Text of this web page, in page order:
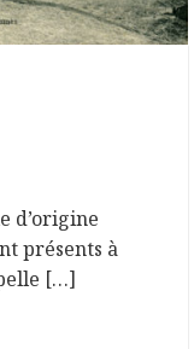
d’origine
présents à
[…]